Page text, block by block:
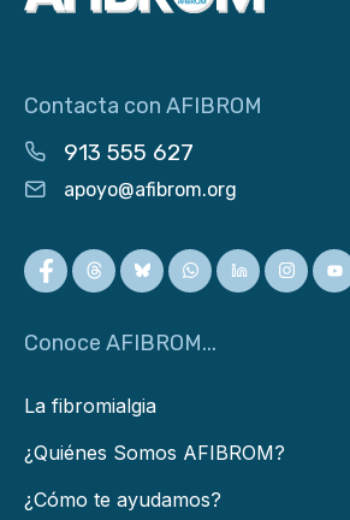
Contacta con AFIBROM
913 555 627
apoyo@afibrom.org
Conoce AFIBROM...
La fibromialgia
¿Quiénes Somos AFIBROM?
¿Cómo te ayudamos?